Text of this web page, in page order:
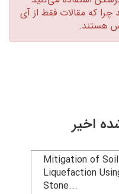
که مقالات فقط از آی
اخیر
Mitigation of
Liquefaction
Stone...